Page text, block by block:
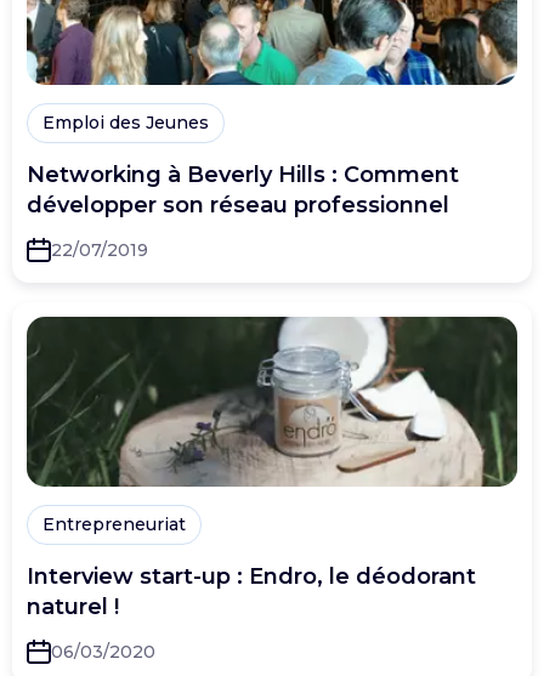
Emploi des Jeunes
Networking à Beverly Hills : Comment
développer son réseau professionnel
22/07/2019
Entrepreneuriat
Interview start-up : Endro, le déodorant
naturel !
06/03/2020